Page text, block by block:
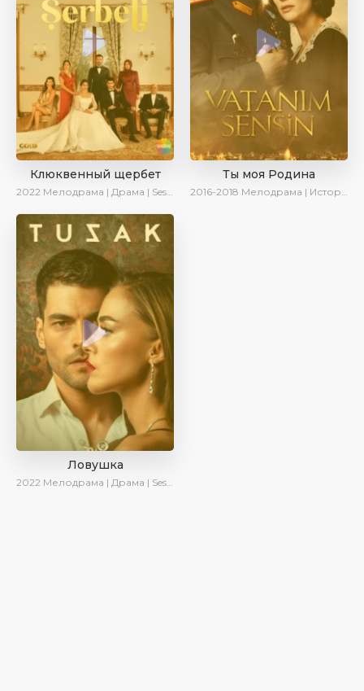
Клюквенный щербет
2022 Мелодрама | Драма | SesDizi
Ты моя Родина
2016-2018 Мелодрама | Исторический | Военный | Turok1990
Ловушка
2022 Мелодрама | Драма | SesDizi | Ирина Котова